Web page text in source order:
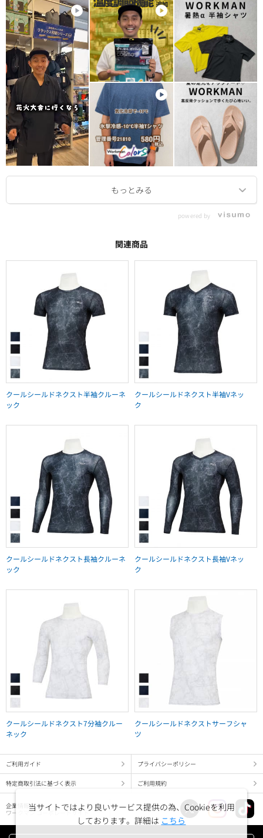
powered by
関連商品
クールシールドネクスト半袖クルーネ
ック
クールシールドネクスト半袖Vネッ
ク
クールシールドネクスト長袖クルーネ
ック
クールシールドネクスト長袖Vネッ
ク
クールシールドネクスト7分袖クルー
ネック
クールシールドネクストサーフシャ
ツ
ご利用ガイド プライバシーポリシー
特定商取引法に基づく表示 ご利用規約
企業情報
ワークマン コーポレートサイト
当サイトではより良いサービス提供の為、Cookieを利用
しております。詳細は こちら